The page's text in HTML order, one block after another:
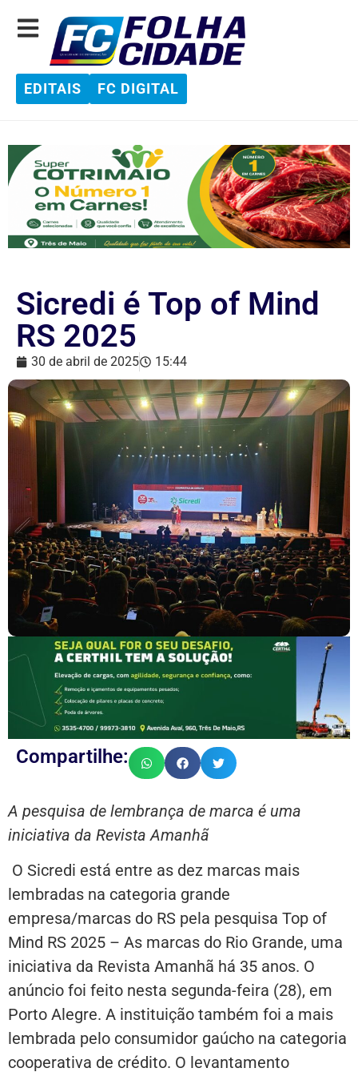
EDITAIS FC DIGITAL
Sicredi é Top of Mind
RS 2025
30 de abril de 2025 15:44
Compartilhe:
A pesquisa de lembrança de marca é uma
iniciativa da Revista Amanhã
O Sicredi está entre as dez marcas mais
lembradas na categoria grande
empresa/marcas do RS pela pesquisa Top of
Mind RS 2025 – As marcas do Rio Grande, uma
iniciativa da Revista Amanhã há 35 anos. O
anúncio foi feito nesta segunda-feira (28), em
Porto Alegre. A instituição também foi a mais
lembrada pelo consumidor gaúcho na categoria
cooperativa de crédito. O levantamento